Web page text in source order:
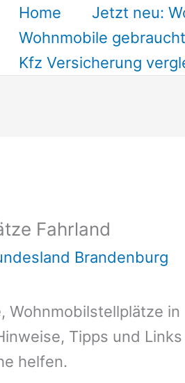
Home
Jetzt neu:
Wohnmobile gebraucht
Kfz Versicherung
Fahrland
Brandenburg
Wohnmobilstellplätze in
Tipps und
helfen.